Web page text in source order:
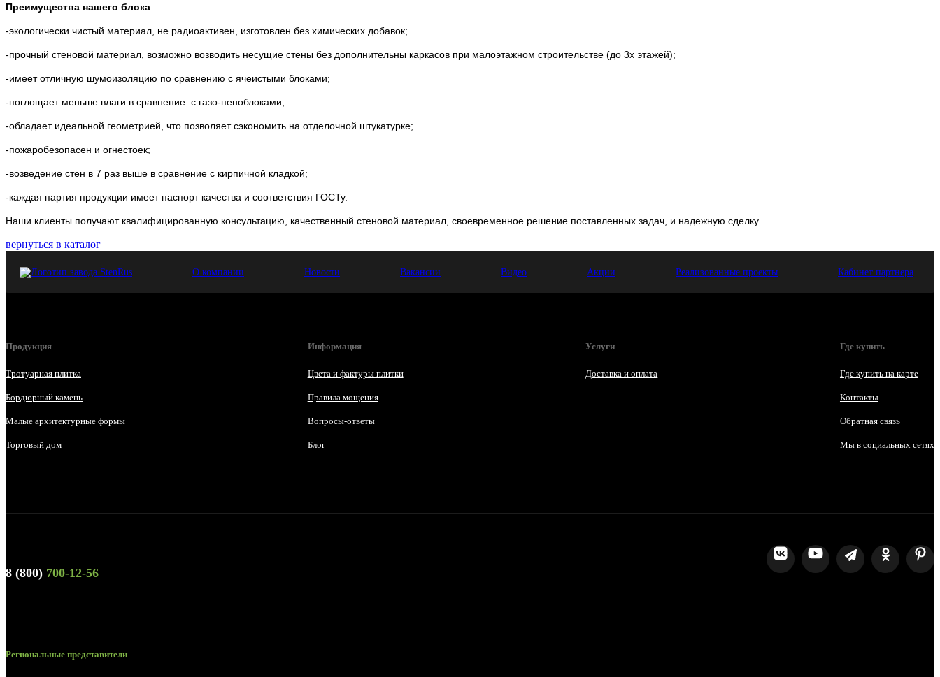
Преимущества нашего блока :
-экологически чистый материал, не радиоактивен, изготовлен без химических добавок;
-прочный стеновой материал, возможно возводить несущие стены без дополнительны каркасов при малоэтажном строительстве (до 3х этажей);
-имеет отличную шумоизоляцию по сравнению с ячеистыми блоками;
-поглощает меньше влаги в сравнение с газо-пеноблоками;
-обладает идеальной геометрией, что позволяет сэкономить на отделочной штукатурке;
-пожаробезопасен и огнестоек;
-возведение стен в 7 раз выше в сравнение с кирпичной кладкой;
-каждая партия продукции имеет паспорт качества и соответствия ГОСТу.
Наши клиенты получают квалифицированную консультацию, качественный стеновой материал, своевременное решение поставленных задач, и надежную сделку.
вернуться в каталог
О компании Новости Вакансии Видео Акции Реализованные проекты Кабинет партнера
Продукция
Тротуарная плитка
Бордюрный камень
Малые архитектурные формы
Торговый дом
Информация
Цвета и фактуры плитки
Правила мощения
Вопросы-ответы
Блог
Услуги
Доставка и оплата
Где купить
Где купить на карте
Контакты
Обратная связь
Мы в социальных сетях
8 (800) 700-12-56
Региональные представители